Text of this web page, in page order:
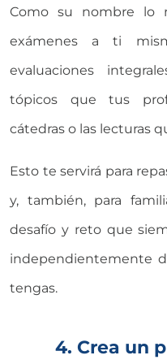
Como su nombre lo
exámenes a ti
evaluaciones
tópicos que tus
cátedras o las lecturas
Esto te servirá para
y, también, para
desafío y reto que
independientemente
tengas.
4. Crea un